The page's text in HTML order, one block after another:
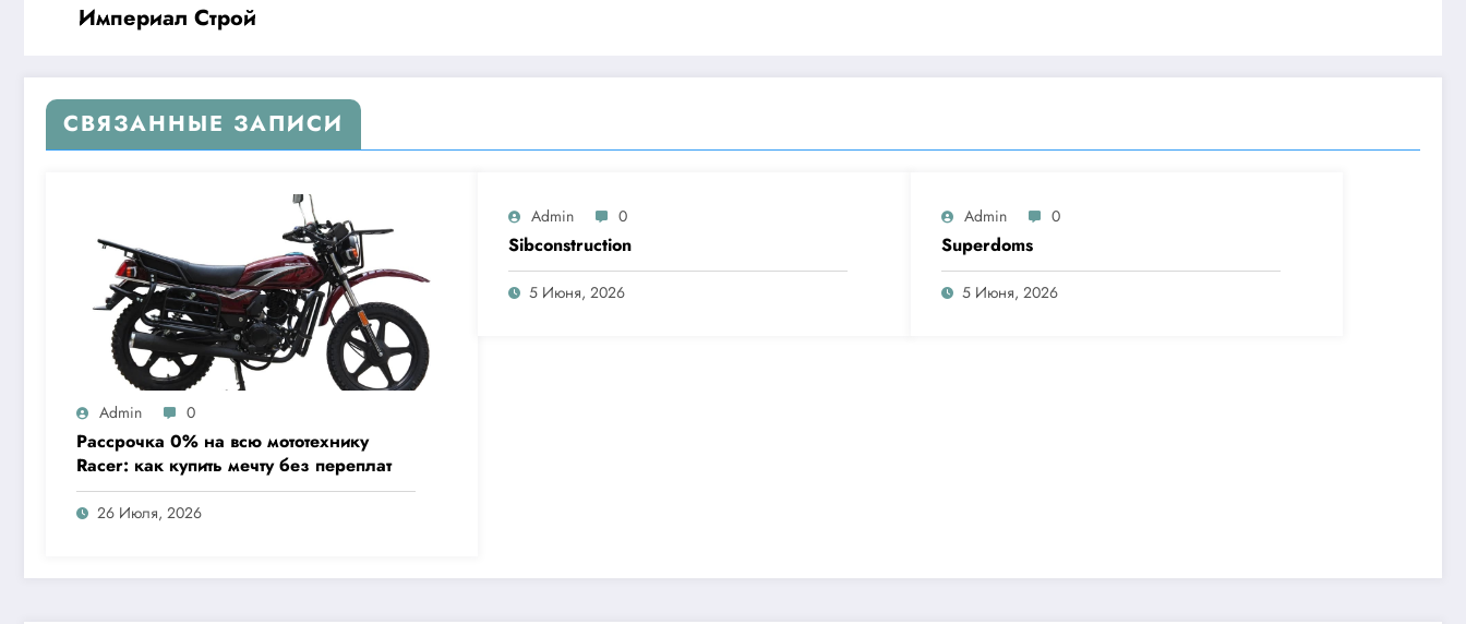
Империал Строй
СВЯЗАННЫЕ ЗАПИСИ
Admin 0
Рассрочка 0% на всю мототехнику
Racer: как купить мечту без переплат
26 Июля, 2026
Admin 0
Sibconstruction
5 Июня, 2026
Admin 0
Superdoms
5 Июня, 2026